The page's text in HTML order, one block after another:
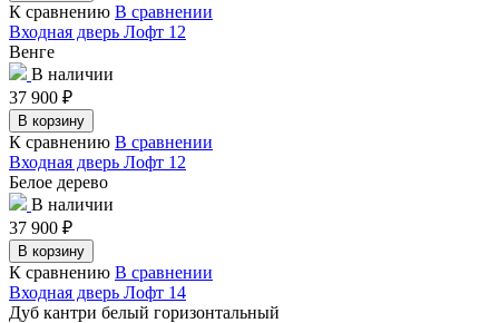
К сравнению В сравнении
Входная дверь Лофт 12
Венге
В наличии
37 900 ₽
В корзину
К сравнению В сравнении
Входная дверь Лофт 12
Белое дерево
В наличии
37 900 ₽
В корзину
К сравнению В сравнении
Входная дверь Лофт 14
Дуб кантри белый горизонтальный